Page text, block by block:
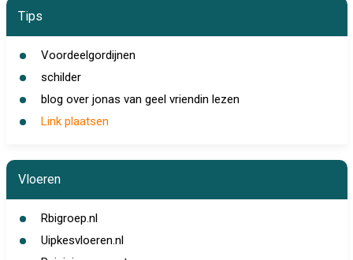
Tips
Voordeelgordijnen
schilder
blog over jonas van geel vriendin lezen
Link plaatsen
Vloeren
Rbigroep.nl
Uipkesvloeren.nl